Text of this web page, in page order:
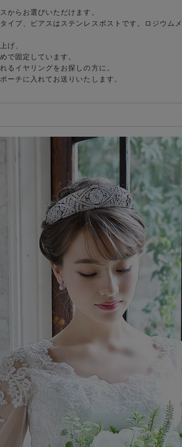
からお選びいただけます。
イプ、ピアスはステンレスポストです。ロジウムメ
げ、
で固定しています。
るイヤリングをお探しの方に。
ーチに入れてお送りいたします。